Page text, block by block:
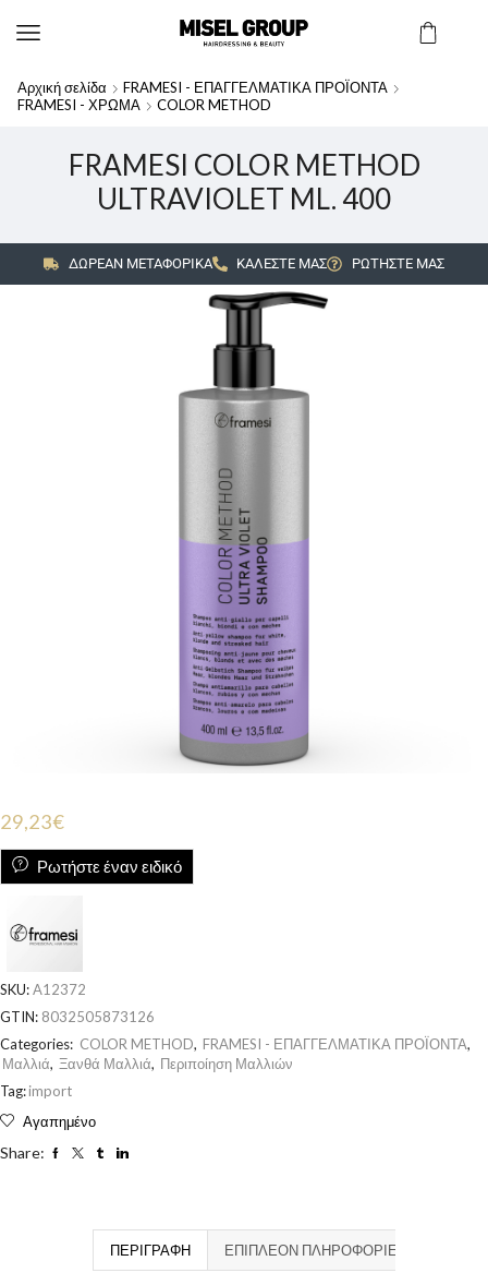
Αρχική σελίδα
FRAMESI - ΕΠΑΓΓΕΛΜΑΤΙΚΑ ΠΡΟΪΟΝΤΑ
FRAMESI - ΧΡΩΜΑ
COLOR METHOD
FRAMESI COLOR METHOD
ULTRAVIOLET ML. 400
ΔΩΡΕΑΝ ΜΕΤΑΦΟΡΙΚΑ ΚΑΛΕΣΤΕ ΜΑΣ ΡΩΤΗΣΤΕ ΜΑΣ
29,23€
Ρωτήστε έναν ειδικό
SKU:A12372
GTIN: 8032505873126
Categories: COLOR METHOD, FRAMESI - ΕΠΑΓΓΕΛΜΑΤΙΚΑ ΠΡΟΪΟΝΤΑ,
Μαλλιά, Ξανθά Μαλλιά, Περιποίηση Μαλλιών
Tag:import
Αγαπημένο
Share:
ΠΕΡΙΓΡΑΦΉ ΕΠΙΠΛΈΟΝ ΠΛΗΡΟΦΟΡΊΕΣ